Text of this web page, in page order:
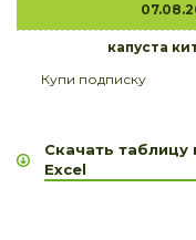
капуста
Купи подписку
Скачать
Excel